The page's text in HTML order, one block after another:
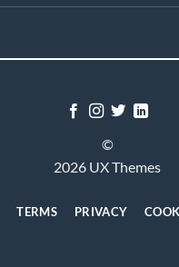
©
2026 UX Themes
TERMS PRIVACY